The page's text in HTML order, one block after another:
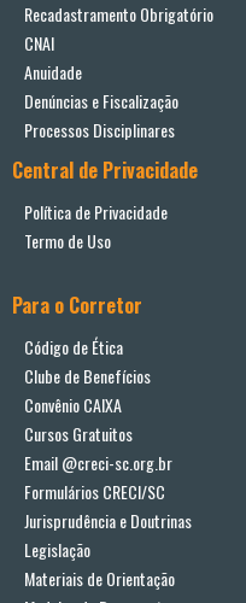
Recadastramento Obrigatório
CNAI
Anuidade
Denúncias e Fiscalização
Processos Disciplinares
Central de Privacidade
Política de Privacidade
Termo de Uso
Para o Corretor
Código de Ética
Clube de Benefícios
Convênio CAIXA
Cursos Gratuitos
Email @creci-sc.org.br
Formulários CRECI/SC
Jurisprudência e Doutrinas
Legislação
Materiais de Orientação